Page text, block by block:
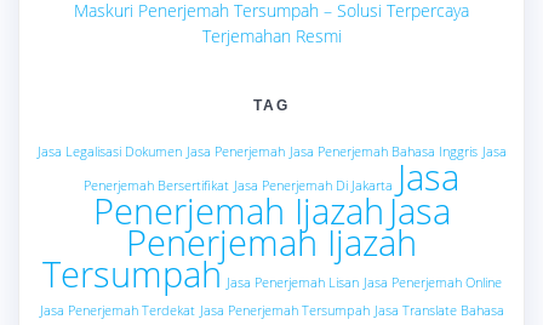
Maskuri Penerjemah Tersumpah – Solusi Terpercaya
Terjemahan Resmi
TAG
Jasa Legalisasi Dokumen Jasa Penerjemah Jasa Penerjemah Bahasa Inggris Jasa
Penerjemah Bersertifikat Jasa Penerjemah Di Jakarta Jasa
Penerjemah Ijazah Jasa
Penerjemah Ijazah
Tersumpah Jasa Penerjemah Lisan Jasa Penerjemah Online
Jasa Penerjemah Terdekat Jasa Penerjemah Tersumpah Jasa Translate Bahasa